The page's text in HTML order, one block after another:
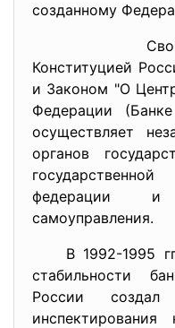
созданному
Свои
Конституцией
и Законом "О
Федерации
осуществляет
органов
федерации и
самоуправления.
В 1992-1995 гг.
стабильности
России